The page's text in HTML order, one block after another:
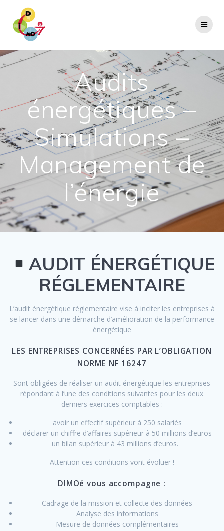
Audits
énergétiques –
Simulations –
Management de
l’énergie
AUDIT ÉNERGÉTIQUE
RÉGLEMENTAIRE
L’audit énergétique réglementaire vise à inciter les entreprises à
se lancer dans une démarche d’amélioration de la performance
énergétique
LES ENTREPRISES CONCERNÉES PAR L’OBLIGATION
NORME NF 16247
Sont obligées de réaliser un audit énergétique les entreprises
répondant à l’une des conditions suivantes pour les deux
derniers exercices comptables :
avoir un effectif supérieur à 250 salariés
déclarer un chiffre d’affaires supérieur à 50 millions d’euros
un bilan supérieur à 43 millions d’euros.
Attention ces conditions vont évoluer !
DIMOé vous accompagne :
Cadrage de la mission et collecte des données
Analyse des informations
Mesure de données complémentaires